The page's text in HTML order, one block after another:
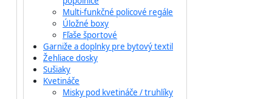
Multi-funkčné policové regále
Úložné boxy
Fľaše športové
Garniže a doplnky pre bytový textil
Žehliace dosky
Sušiaky
Kvetináče
Misky pod kvetináče / truhlíky